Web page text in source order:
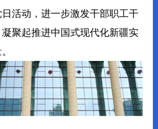
活动，进一步激发干部职工干
聚起推进中国式现代化新疆实